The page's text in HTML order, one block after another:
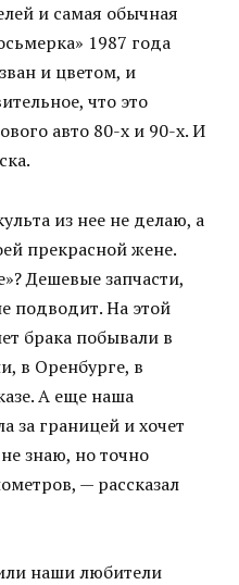
и самая обычная
1987 года
и цветом, и
что это
авто 80-х и 90-х. И
из нее не делаю, а
прекрасной жене.
Дешевые запчасти,
подводит. На этой
брака побывали в
в Оренбурге, в
А еще наша
за границей и хочет
знаю, но точно
— рассказал
наши любители